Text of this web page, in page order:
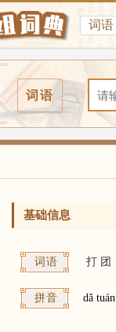
词语
词语
基础信息
词语 打 团
拼音 dǎ tuán